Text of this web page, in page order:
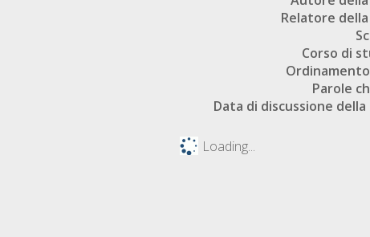
Relatore
Corso di
Ordinamento
Parole
Data di discussione della
Loading...